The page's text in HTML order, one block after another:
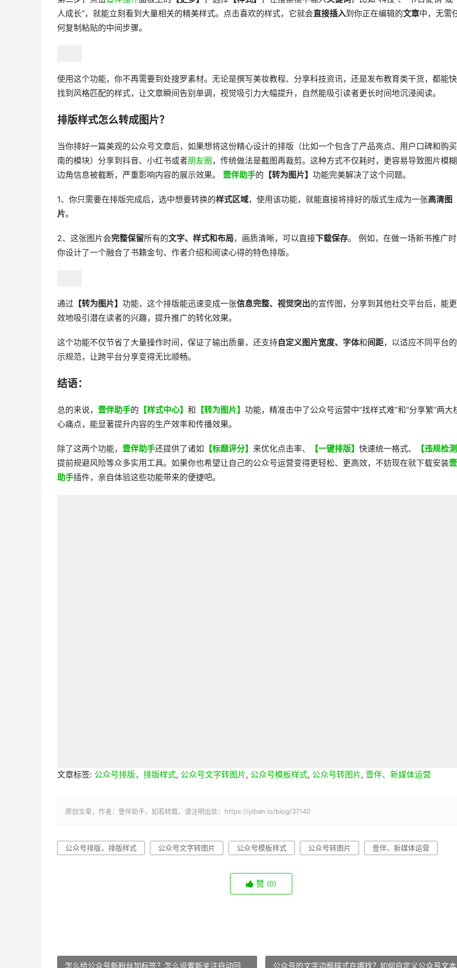
人成长”，就能立刻看到大量相关的精美样式。点击喜欢的样式，它就会直接插入到你正在编辑的文章中，无需
何复制粘贴的中间步骤。
使用这个功能，你不再需要到处搜罗素材。无论是撰写美妆教程、分享科技资讯，还是发布教育类干货，都能
找到风格匹配的样式，让文章瞬间告别单调，视觉吸引力大幅提升，自然能吸引读者更长时间地沉浸阅读。
排版样式怎么转成图片？
当你排好一篇美观的公众号文章后，如果想将这份精心设计的排版（比如一个包含了产品亮点、用户口碑和购
南的模块）分享到抖音、小红书或者朋友圈 ，传统做法是截图再裁剪。这种方式不仅耗时，更容易导致图片模糊
边角信息被截断，严重影响内容的展示效果。 壹伴助手的 【转为图片】 功能完美解决了这个问题。
1、你只需要在排版完成后，选中想要转换的样式区域，使用该功能，就能直接将排好的版式生成为一张高清图
片。
2、这张图片会完整保留所有的文字、样式和布局，画质清晰，可以直接下载保存。 例如，在做一场新书推广时
你设计了一个融合了书籍金句、作者介绍和阅读心得的特色排版。
通过 【转为图片】 功能，这个排版能迅速变成一张信息完整、视觉突出的宣传图，分享到其他社交平台后，能
效地吸引潜在读者的兴趣，提升推广的转化效果。
这个功能不仅节省了大量操作时间，保证了输出质量，还支持自定义图片宽度、字体和间距，以适应不同平台
示规范，让跨平台分享变得无比顺畅。
结语：
总的来说， 壹伴助手的 【样式中心】 和 【转为图片】 功能，精准击中了公众号运营中“找样式难”和“分享繁”两大
心痛点，能显著提升内容的生产效率和传播效果。
除了这两个功能， 壹伴助手还提供了诸如 【标题评分】 来优化点击率、 【一键排版】 快速统一格式、
【违规检测
提前规避风险等众多实用工具。如果你也希望让自己的公众号运营变得更轻松、更高效，不妨现在就下载安装
助手插件，亲自体验这些功能带来的便捷吧。
文章标签: 公众号排版，排版样式, 公众号文字转图片, 公众号模板样式, 公众号转图片, 壹伴、新媒体运营
原创文章，作者：壹伴助手，如若转载，请注明出处：https://yiban.io/blog/37140
公众号排版，排版样式 公众号文字转图片 公众号模板样式 公众号转图片 壹伴、新媒体运营
赞 (0)
怎么给公众号新粉丝加标签？怎么设置新关注自动回 公众号的文字边框样式在哪找？如何自定义公众号文本